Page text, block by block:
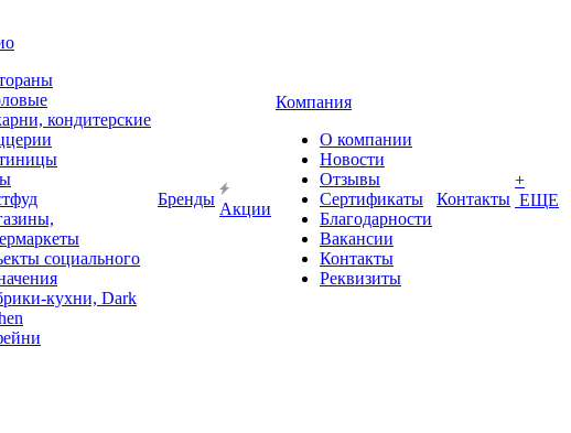
кондитерские
социального
кухни, Dark
Бренды
Акции
Компания
О компании
Новости
Отзывы
Сертификаты
Благодарности
Вакансии
Контакты
Реквизиты
Контакты
+
ЕЩЕ